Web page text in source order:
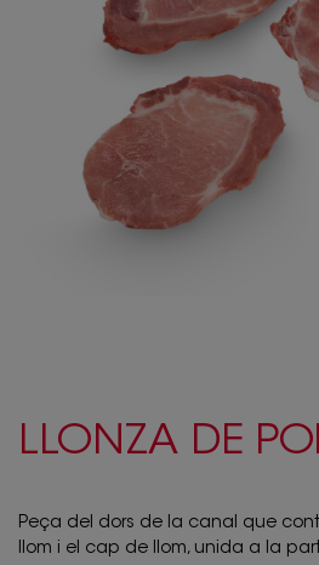
LLONZA DE
Peça del dors de la canal que
llom i el cap de llom, unida a la